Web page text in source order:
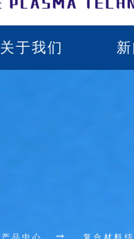
关于我们
产品中心 复合材料